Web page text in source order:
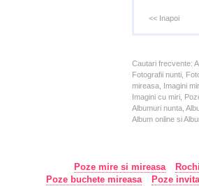
<< Inapoi
Cautari frecvente:
Fotografii nunti,
mireasa, Imagini
Imagini cu miri,
Albumuri nunta,
Album online si
Poze mire si mireasa
Poze buchete mireasa
Poze